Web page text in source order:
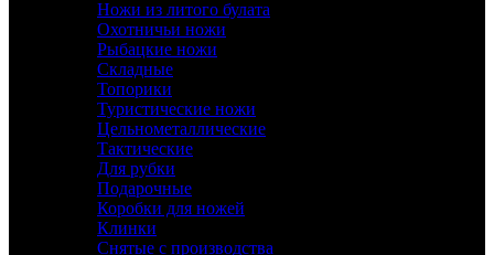
Ножи из литого булата
Охотничьи ножи
Рыбацкие ножи
Складные
Топорики
Туристические ножи
Цельнометаллические
Тактические
Для рубки
Подарочные
Коробки для ножей
Клинки
Снятые с производства